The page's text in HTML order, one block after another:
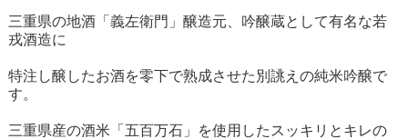
三重県の地酒「義左衛門」醸造元、吟醸蔵として有名な若
戎酒造に
特注し醸したお酒を零下で熟成させた別誂えの純米吟醸で
す。
三重県産の酒米「五百万石」を使用したスッキリとキレの